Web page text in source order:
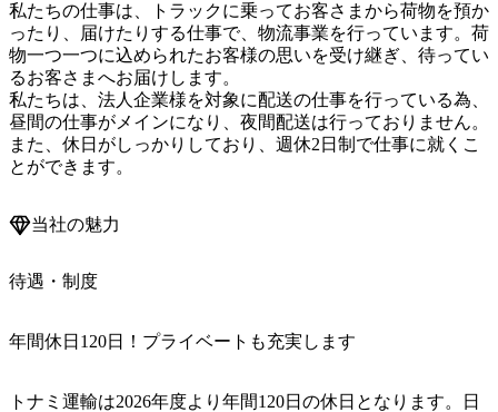
私たちの仕事は、トラックに乗ってお客さまから荷物を預か
ったり、届けたりする仕事で、物流事業を行っています。荷
物一つ一つに込められたお客様の思いを受け継ぎ、待ってい
るお客さまへお届けします。
私たちは、法人企業様を対象に配送の仕事を行っている為、
昼間の仕事がメインになり、夜間配送は行っておりません。
また、休日がしっかりしており、週休2日制で仕事に就くこ
とができます。
当社の魅力
待遇・制度
年間休日120日！プライベートも充実します
トナミ運輸は2026年度より年間120日の休日となります。日